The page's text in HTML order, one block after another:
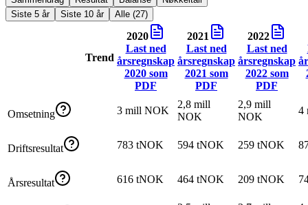
Siste 5 år
Siste 10 år Alle (27)
Trend
2020
Last ned
årsregnskap
2020som
PDF
2021
Last ned
årsregnskap
2021 som
PDF
2022
Last ned
årsregnskap
2022som
PDF
Omsetning 3 mill NOK
2,8 mill
NOK
2,9 mill
NOK
4
Driftsresultat 783 tNOK 594 tNOK 259 tNOK
Årsresultat 616 tNOK 464 tNOK 209 tNOK